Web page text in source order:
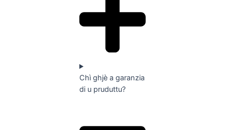
Chì ghjè a garanzia
di u pruduttu?